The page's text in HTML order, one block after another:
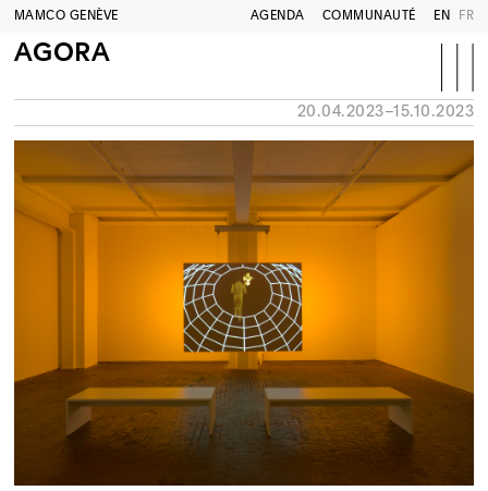
MAMCO GENÈVE AGENDA COMMUNAUTÉ EN FR
AGORA
20.04.2023–15.10.2023